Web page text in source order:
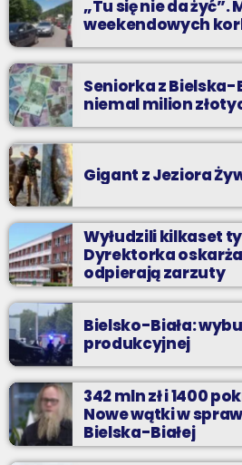
„Tu się nie da żyć”.
weekendowych
Seniorka z Bielska-
niemal milion
Gigant z Jeziora
Wyłudzili kilkaset
Dyrektorka
odpierają zarzuty
Bielsko-Biała:
produkcyjnej
342 mln zł i 1400
Nowe wątki w
Bielska-Białej